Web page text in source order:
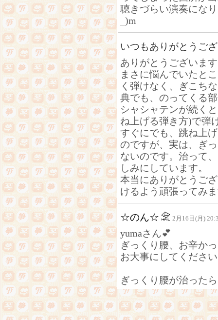
聴きづらい演奏にな
_)m
いつもありがとう
ありがとうございま
まさに悩んでいたと
く弾けなく、ぎこち
典でも、のってくる
シャシャテンが続く
ね上げる弾き方)で弾
すぐにでも、跳ね上
のですが、実は、ぎ
ないのです。治って
しみにしています。
本当にありがとうご
けるよう頑張ってみ
☆のん☆ 2月16日(月)
yumaさん💕
ぎっくり腰、お辛か
お大事にしてくださ
ぎっくり腰が治った